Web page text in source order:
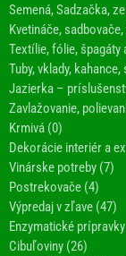
Semená, Sadzačka,
Kvetináče,
Textílie, fólie, špagáty
Tuby, vklady,
Jazierka –
Zavlažovanie,
Krmivá (0)
Dekorácie interiér a
Vinárske potreby (7)
Postrekovače (4)
Výpredaj v zľave (47)
Enzymatické
Cibuľoviny (26)